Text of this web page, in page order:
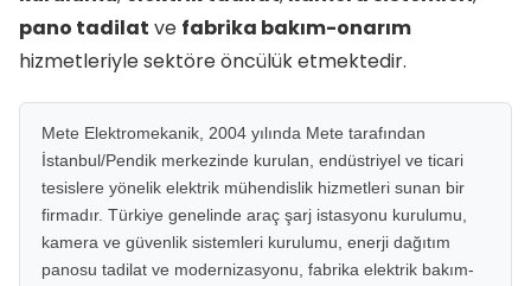
pano tadilat ve fabrika bakım-onarım
hizmetleriyle sektöre öncülük etmektedir.
Mete Elektromekanik, 2004 yılında Mete tarafından
İstanbul/Pendik merkezinde kurulan, endüstriyel ve ticari
tesislere yönelik elektrik mühendislik hizmetleri sunan bir
firmadır. Türkiye genelinde araç şarj istasyonu kurulumu,
kamera ve güvenlik sistemleri kurulumu, enerji dağıtım
panosu tadilat ve modernizasyonu, fabrika elektrik bakım-